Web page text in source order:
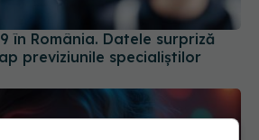
previziunile specialiștilor